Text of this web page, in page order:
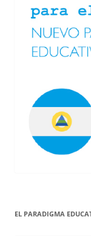
EL PARADIGMA